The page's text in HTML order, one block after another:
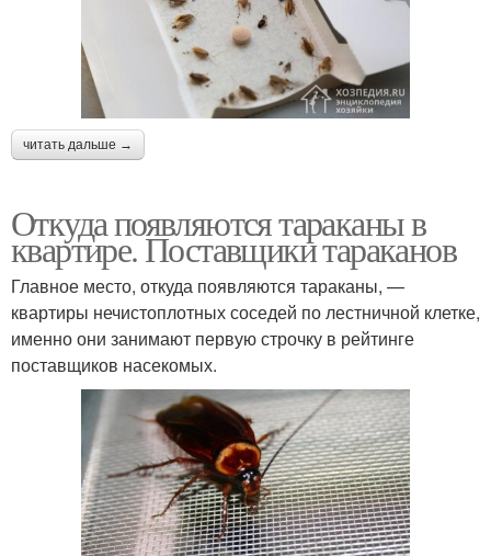
читать дальше →
Откуда появляются тараканы в
квартире. Поставщики тараканов
Главное место, откуда появляются тараканы, —
квартиры нечистоплотных соседей по лестничной клетке,
именно они занимают первую строчку в рейтинге
поставщиков насекомых.